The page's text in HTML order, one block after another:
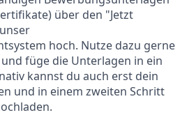
über den "Jetzt
hoch. Nutze dazu gerne
füge die Unterlagen in ein
kannst du auch erst dein
und in einem zweiten Schritt